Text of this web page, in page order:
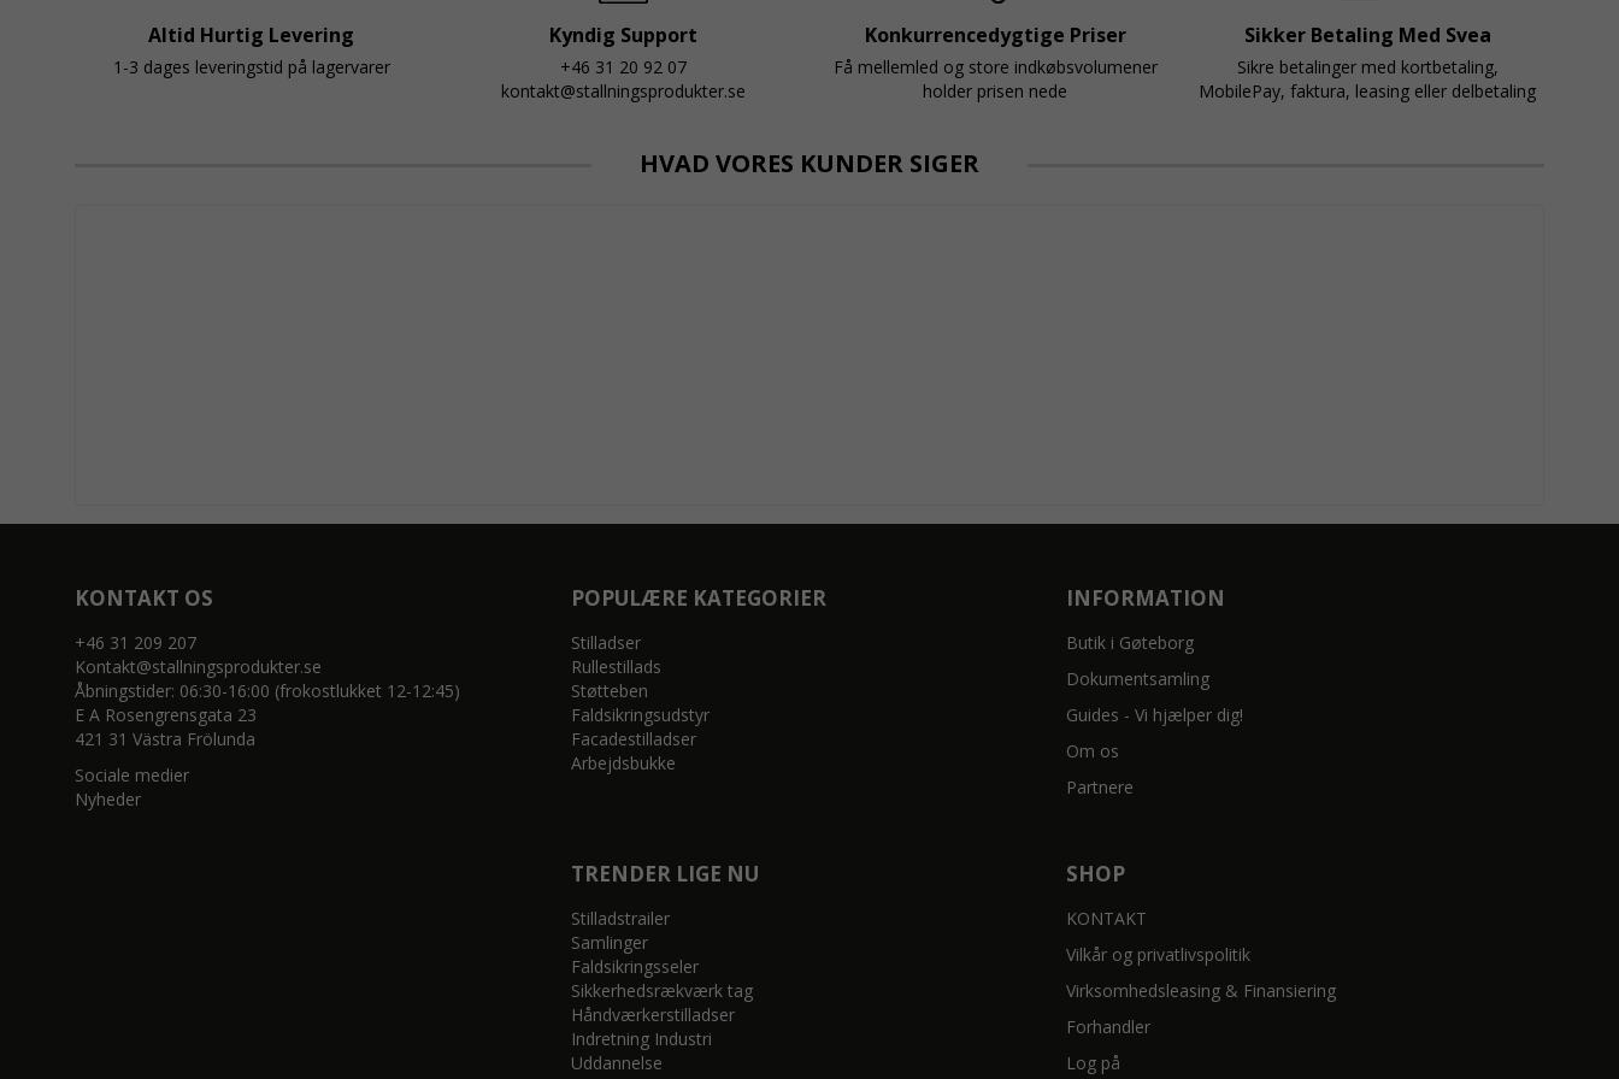
Altid Hurtig Levering
1-3 dages leveringstid på lagervarer
Kyndig Support
+46 31 20 92 07
kontakt@stallningsprodukter.se
Konkurrencedygtige Priser
Få mellemled og store indkøbsvolumener
holder prisen nede
Sikker Betaling Med Svea
Sikre betalinger med kortbetaling,
MobilePay, faktura, leasing eller delbetaling
HVAD VORES KUNDER SIGER
KONTAKT OS
+46 31 209 207
Kontakt@stallningsprodukter.se
Åbningstider: 06:30-16:00 (frokostlukket 12-12:45)
E A Rosengrensgata 23
421 31 Västra Frölunda
Sociale medier
Nyheder
POPULÆRE KATEGORIER
Stilladser
Rullestillads
Støtteben
Faldsikringsudstyr
Facadestilladser
Arbejdsbukke
INFORMATION
Butik i Gøteborg
Dokumentsamling
Guides - Vi hjælper dig!
Om os
Partnere
TRENDER LIGE NU
Stilladstrailer
Samlinger
Faldsikringsseler
Sikkerhedsrækværk tag
Håndværkerstilladser
Indretning Industri
Uddannelse
SHOP
KONTAKT
Vilkår og privatlivspolitik
Virksomhedsleasing & Finansiering
Forhandler
Log på